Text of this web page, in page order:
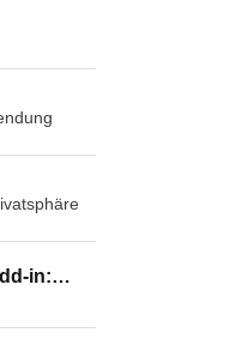
in: